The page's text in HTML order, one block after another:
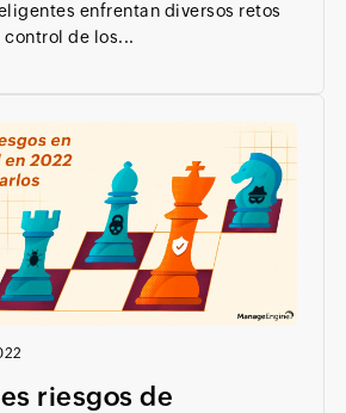
enfrentan diversos retos
control de los...
riesgos de